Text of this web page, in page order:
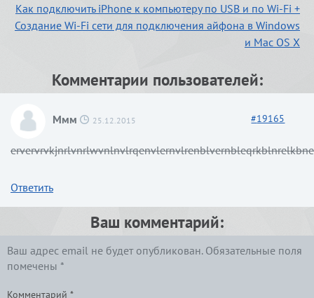
Как подключить iPhone к компьютеру по USB и по Wi-Fi +
Создание Wi-Fi сети для подключения айфона в Windows
и Mac OS X
Комментарии пользователей:
Ммм 25.12.2015 #19165
Ответить
Ваш комментарий:
Ваш адрес email не будет опубликован. Обязательные поля
помечены *
Комментарий *